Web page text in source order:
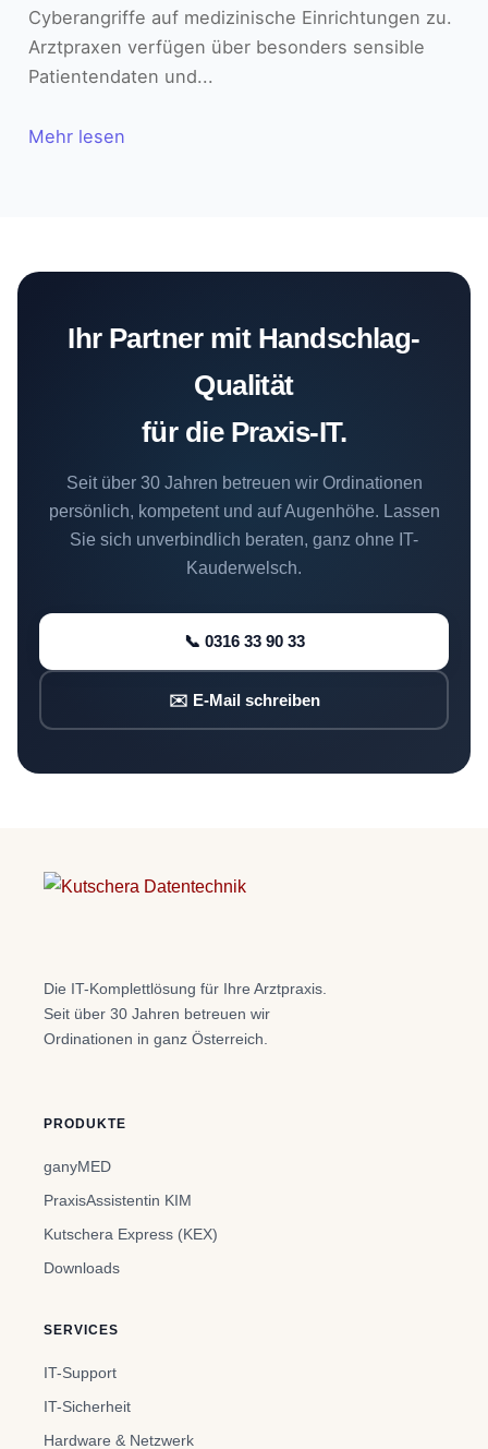
Cyberangriffe auf medizinische Einrichtungen zu.
Arztpraxen verfügen über besonders sensible
Patientendaten und...
Mehr lesen
Ihr Partner mit Handschlag-
Qualität
für die Praxis-IT.
Seit über 30 Jahren betreuen wir Ordinationen
persönlich, kompetent und auf Augenhöhe. Lassen
Sie sich unverbindlich beraten, ganz ohne IT-
Kauderwelsch.
📞 0316 33 90 33
✉️ E-Mail schreiben
Die IT-Komplettlösung für Ihre Arztpraxis.
Seit über 30 Jahren betreuen wir
Ordinationen in ganz Österreich.
PRODUKTE
ganyMED
PraxisAssistentin KIM
Kutschera Express (KEX)
Downloads
SERVICES
IT-Support
IT-Sicherheit
Hardware & Netzwerk